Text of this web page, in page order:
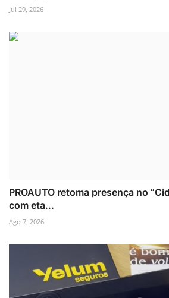
Jul 29, 2026
PROAUTO retoma presença no
com eta...
Ago 7, 2026